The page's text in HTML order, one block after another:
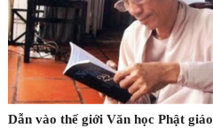
Dẫn vào thế giới Văn học Phật giáo